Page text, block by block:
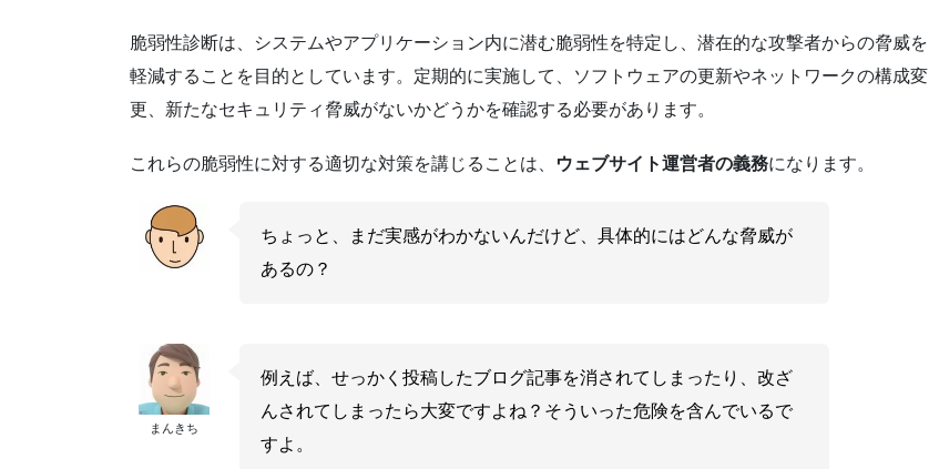
脆弱性診断は、システムやアプリケーション内に潜む脆弱性を特定し、潜在的な攻撃者からの脅威を
軽減することを目的としています。定期的に実施して、ソフトウェアの更新やネットワークの構成変
更、新たなセキュリティ脅威がないかどうかを確認する必要があります。
これらの脆弱性に対する適切な対策を講じることは、 ウェブサイト運営者の義務になります。
ちょっと、まだ実感がわかないんだけど、具体的にはどんな脅威が
あるの？
まんきち
例えば、せっかく投稿したブログ記事を消されてしまったり、改ざ
んされてしまったら大変ですよね？そういった危険を含んでいるで
すよ。